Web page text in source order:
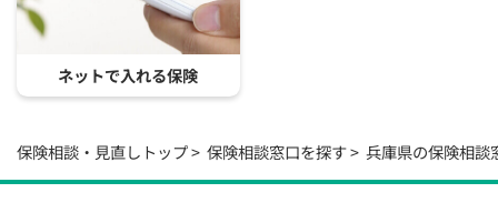
ネットで入れる保険
保険相談・見直しトップ 保険相談窓口を探す 兵庫県の保険相談